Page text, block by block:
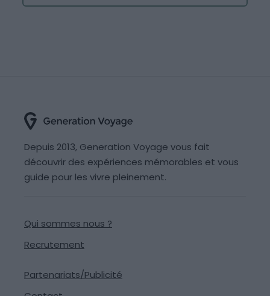
Depuis 2013, Generation Voyage vous fait
découvrir des expériences mémorables et vous
guide pour les vivre pleinement.
Qui sommes nous ?
Recrutement
Partenariats/Publicité